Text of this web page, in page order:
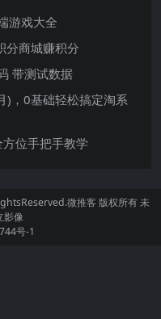
游戏大全
分商城赚积分
带测试数据
)，0基础轻松搞定淘系
位手把手教学
微推客 版权所有 未
影像
号-1